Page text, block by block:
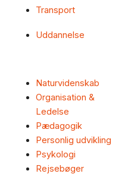
Transport
Uddannelse
Naturvidenskab
Organisation &
Ledelse
Pædagogik
Personlig udvikling
Psykologi
Rejsebøger